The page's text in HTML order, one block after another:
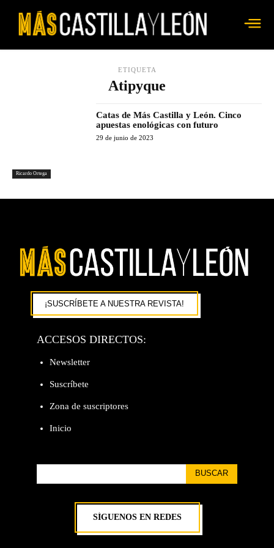
ETIQUETA
Atipyque
Ricardo Ortega
Catas de Más Castilla y León. Cinco
apuestas enológicas con futuro
29 de junio de 2023
¡SUSCRÍBETE A NUESTRA REVISTA!
ACCESOS DIRECTOS:
Newsletter
Suscríbete
Zona de suscriptores
Inicio
BUSCAR
SÍGUENOS EN REDES